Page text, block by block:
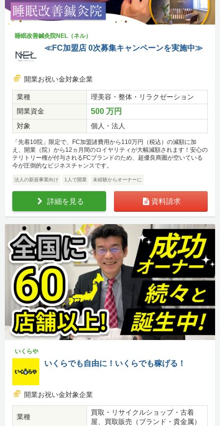
睡眠改善鍼灸院NEL（ネル）
≪FC加盟店 0次募集キャンペーンを実施中≫
開業お祝い金対象企業
業種
理美容・整体・リラクゼーション
開業資金
500 万円
対象 個人・法人
「先着10院」限定で、FC加盟諸費用から110万円（税込）の減額に加
え、開業（院）から12ヵ月間のロイヤリティが大幅減額されます！安心の
テリトリー権が付与されるFCブランドのため、超優良商圏が空いている
今が圧倒的なビジネスチャンスです。
法人の新規事業向け 1人で開業 未経験からオーナーに
詳細を見る 資料請求
いくらや
いくらでも自由に！いくらでも稼げる！
開業お祝い金対象企業
業種
買取・リサイクルショップ・古着
屋、買取販売（ブランド・貴金属）